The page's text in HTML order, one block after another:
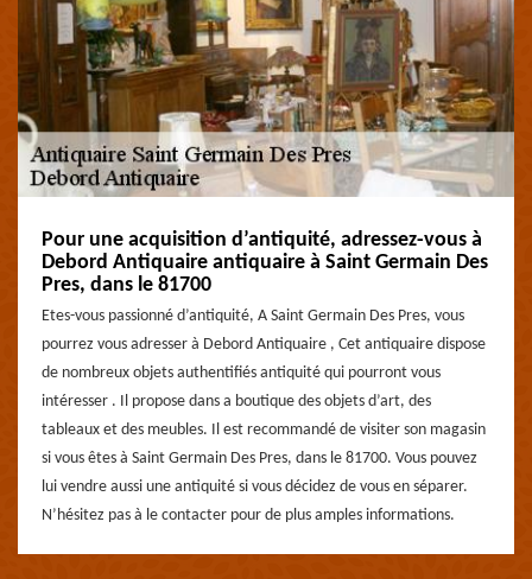
Pour une acquisition d’antiquité, adressez-vous à
Debord Antiquaire antiquaire à Saint Germain Des
Pres, dans le 81700
Etes-vous passionné d’antiquité, A Saint Germain Des Pres, vous
pourrez vous adresser à Debord Antiquaire , Cet antiquaire dispose
de nombreux objets authentifiés antiquité qui pourront vous
intéresser . Il propose dans a boutique des objets d’art, des
tableaux et des meubles. Il est recommandé de visiter son magasin
si vous êtes à Saint Germain Des Pres, dans le 81700. Vous pouvez
lui vendre aussi une antiquité si vous décidez de vous en séparer.
N’hésitez pas à le contacter pour de plus amples informations.